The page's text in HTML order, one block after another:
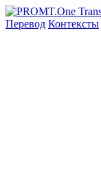
Перевод Контексты